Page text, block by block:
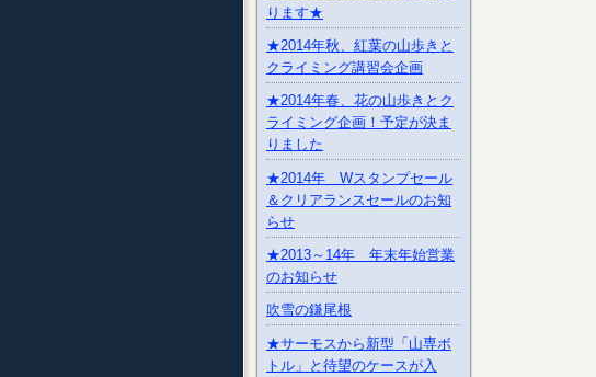
ります★
★2014年秋、紅葉の山歩きと
クライミング講習会企画
★2014年春、花の山歩きとク
ライミング企画！予定が決ま
りました
★2014年 Wスタンプセール
＆クリアランスセールのお知
らせ
★2013～14年 年末年始営業
のお知らせ
吹雪の鎌尾根
★サーモスから新型「山専ボ
トル」と待望のケースが入